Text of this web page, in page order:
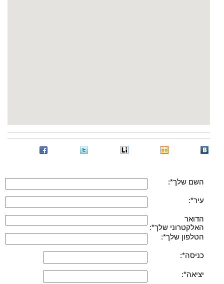
השם שלך*:
עיר*:
הדואר
האלקטרוני שלך*:
הטלפון שלך*:
כניסה*:
יציאה*: